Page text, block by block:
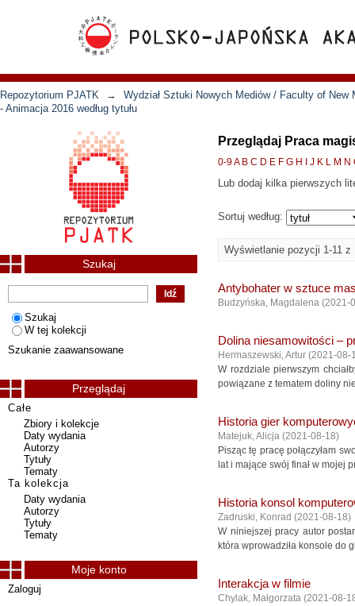
Repozytorium PJATK →
Wydział Sztuki Nowych Mediów / Faculty of New
- Animacja 2016 według tytułu
Przeglądaj Praca
0-9A B C D E F G H J K L M N
Lub dodaj kilka pierwszych
Sortuj według:
Wyświetlanie pozycji 1-11 z
Antybohater w sztuce
Budzyńska, Magdalena (2021-
Dolina niesamowitości –
Hermaszewski, Artur (2021-08-
W rozdziale pierwszym
powiązane z tematem doliny
Historia gier
Matejuk, Alicja (2021-08-18)
Pisząc tę pracę połączyłam
lat i mające swój finał w mojej
Historia konsol
Zadruski, Konrad (2021-08-18)
W niniejszej pracy autor
która wprowadziła konsole do
Interakcja w filmie
Chylak, Małgorzata (2021-08-
Szukaj
Szukaj
W tej kolekcji
Szukanie zaawansowane
Przeglądaj
Całe
Zbiory i kolekcje
Daty wydania
Autorzy
Tytuły
Tematy
Ta kolekcja
Daty wydania
Autorzy
Tytuły
Tematy
Moje konto
Zaloguj